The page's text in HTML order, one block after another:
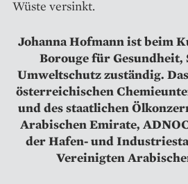
Wüste versinkt.
Johanna Hofmann ist beim
Borouge für
Umweltschutz zuständig.
österreichischen
und des staatlichen
Arabischen Emirate,
der Hafen- und
Vereinigten